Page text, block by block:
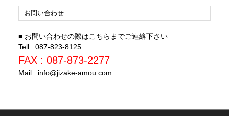
お問い合わせ
■ お問い合わせの際はこちらまでご連絡下さい
Tell : 087-823-8125
FAX : 087-873-2277
Mail : info@jizake-amou.com